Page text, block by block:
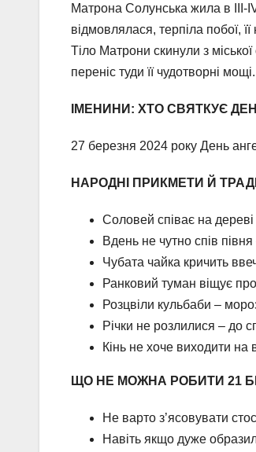
Матрона Солунська жила в III-
відмовлялася, терпіла побої,
Тіло Матрони скинули з
переніс туди її чудотворні мощі.
ІМЕНИНИ: ХТО СВЯТКУЄ
27 березня 2024 року День
НАРОДНІ ПРИКМЕТИ Й
Соловей співає на
Вдень не чутно спів
Чубата чайка кричить
Ранковий туман віщує
Розцвіли кульбаби –
Річки не розлилися – до
Кінь не хоче виходити
ЩО НЕ МОЖНА РОБИТИ 21
Не варто з’ясовувати
Навіть якщо дуже